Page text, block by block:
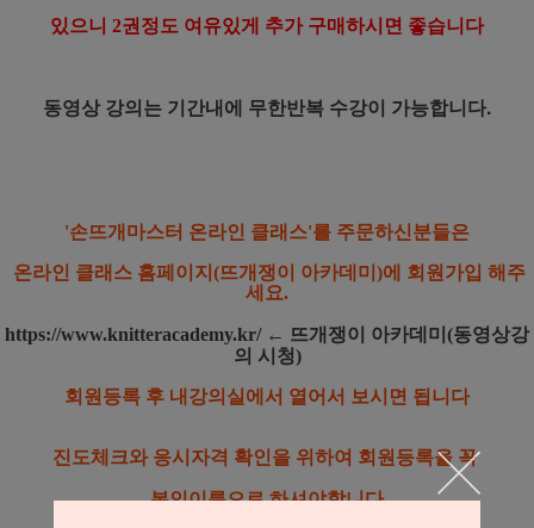
있으니 2권정도 여유있게 추가 구매하시면 좋습니다
동영상 강의는 기간내에 무한반복 수강이 가능합니다.
'손뜨개마스터 온라인 클래스'를 주문하신분들은
온라인 클래스 홈페이지(뜨개쟁이 아카데미)에 회원가입 해주
세요.
https://www.knitteracademy.kr/← 뜨개쟁이 아카데미(동영상강
의 시청)
회원등록 후 내강의실에서 열어서 보시면 됩니다
진도체크와 응시자격 확인을 위하여 회원등록을 꼭
본인이름으로하셔야합니다